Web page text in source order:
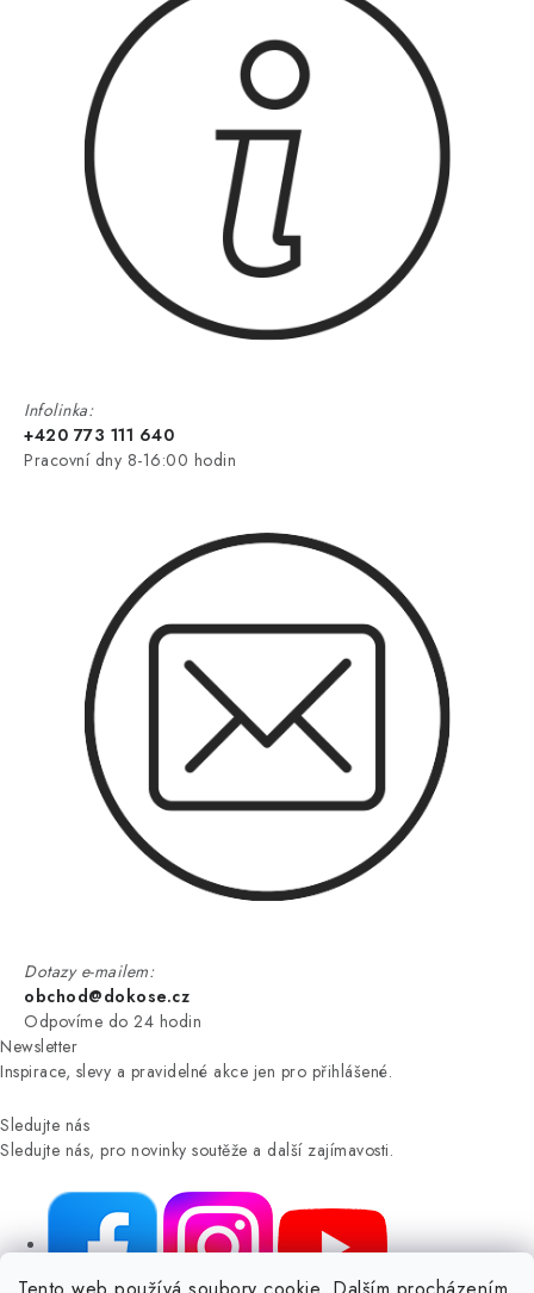
Infolinka:
+420 773 111 640
Pracovní dny 8-16:00 hodin
Dotazy e-mailem:
obchod@dokose.cz
Odpovíme do 24 hodin
Newsletter
Inspirace, slevy a pravidelné akce jen pro přihlášené.
Sledujte nás
Sledujte nás, pro novinky soutěže a další zajímavosti.